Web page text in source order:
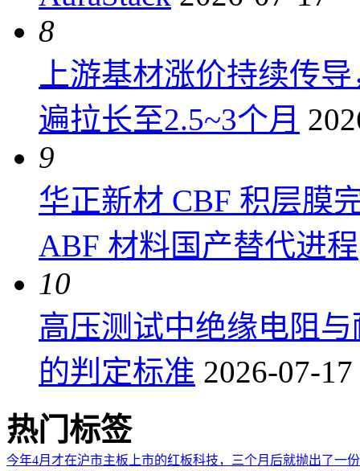
8
上游基材涨价持续传
遍拉长至2.5~3个月
9
华正新材 CBF 积层膜
ABF 材料国产替代进程
10
高压测试中绝缘电阻
的判定标准 2026-07-17
热门标签
今年4月才在沪市主板上市的红板科技，三个月后就抛出了一